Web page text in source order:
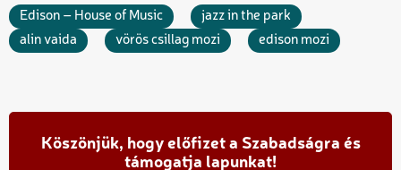
Edison – House of Music
jazz in the park
alin vaida
vörös csillag mozi edison mozi
Köszönjük, hogy előfizet a Szabadságra és
támogatja lapunkat!